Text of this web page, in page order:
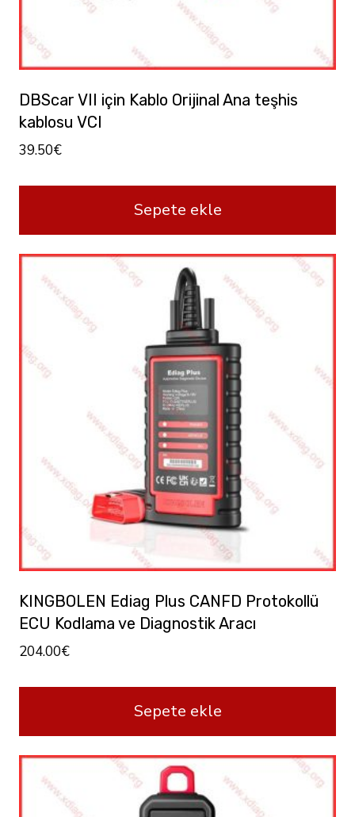
DBScar VII için Kablo Orijinal Ana teşhis
kablosu VCI
39.50€
Sepete ekle
KINGBOLEN Ediag Plus CANFD Protokollü
ECU Kodlama ve Diagnostik Aracı
204.00€
Sepete ekle